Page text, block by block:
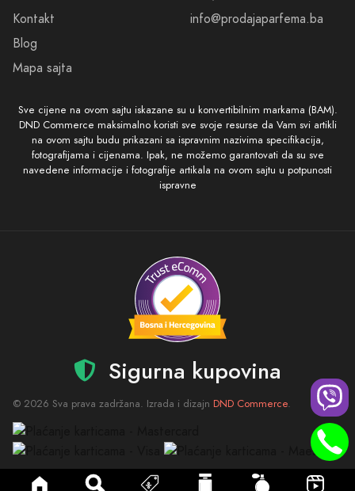
Kontakt
Blog
Mapa sajta
info@prodajaparfema.ba
Sve cijene na ovom sajtu iskazane su u konvertibilnim markama (BAM).
DND Commerce maksimalno koristi sve svoje resurse da Vam svi artikli
na ovom sajtu budu prikazani sa ispravnim nazivima specifikacija,
fotografijama i cijenama. Ipak, ne možemo garantovati da su sve
navedene informacije i fotografije artikala na ovom sajtu u potpunosti
ispravne
Sigurna kupovina
© 2026 Sva prava zadržana. Izrada i dizajn DND Commerce.